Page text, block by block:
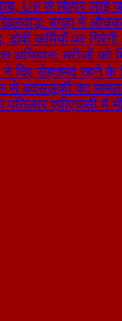
UP से बिहार लाई
बगहा में औचक
कर्मियों पर गिरेगी
अभियान: मरीजों को
ने दिए सेहतमंद रहने के
बदसलूकी का
पतिलार एपीएचसी में